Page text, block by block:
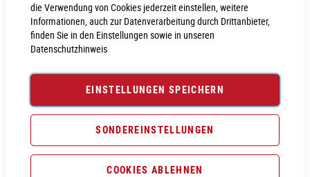
die Verwendung von Cookies jederzeit einstellen, weitere
Informationen, auch zur Datenverarbeitung durch Drittanbieter,
finden Sie in den Einstellungen sowie in unseren
Datenschutzhinweis
EINSTELLUNGEN SPEICHERN
SONDEREINSTELLUNGEN
COOKIES ABLEHNEN
IN DEN WARENKORB
PROBEFAHRT VEREINBAREN
hinzufügen|ansehen
Produktanfrage stellen
Extra Schutz? Jetzt Tarife entdecken!